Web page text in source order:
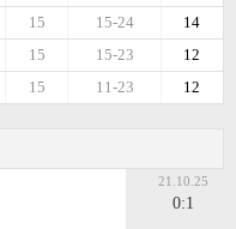
14
15-24
15
12
15-23
15
12
11-23
15
21.10.25
0:1